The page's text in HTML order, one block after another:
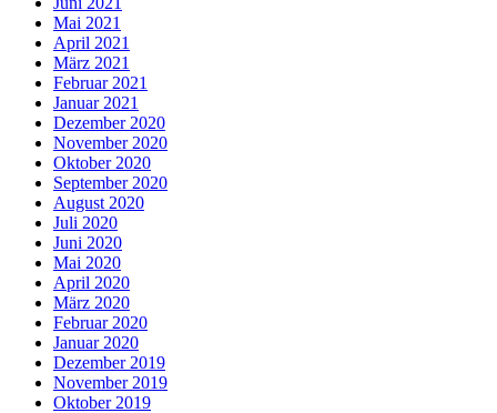
Mai 2021
April 2021
März 2021
Februar 2021
Januar 2021
Dezember 2020
November 2020
Oktober 2020
September 2020
August 2020
Juli 2020
Juni 2020
Mai 2020
April 2020
März 2020
Februar 2020
Januar 2020
Dezember 2019
November 2019
Oktober 2019